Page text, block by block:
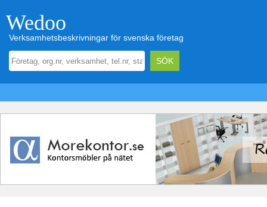
Wedoo
Verksamhetsbeskrivningar för svenska företag